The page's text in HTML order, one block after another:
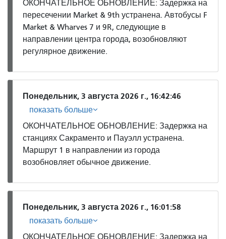
ОКОНЧАТЕЛЬНОЕ ОБНОВЛЕНИЕ: Задержка на
пересечении Market & 9th устранена. Автобусы F
Market & Wharves 7 и 9R, следующие в
направлении центра города, возобновляют
регулярное движение.
Понедельник, 3 августа 2026 г., 16:42:46
показать больше
ОКОНЧАТЕЛЬНОЕ ОБНОВЛЕНИЕ: Задержка на
станциях Сакраменто и Пауэлл устранена.
Маршрут 1 в направлении из города
возобновляет обычное движение.
Понедельник, 3 августа 2026 г., 16:01:58
показать больше